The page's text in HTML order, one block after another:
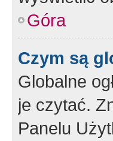
Góra
Czym są
Globalne
je czytać.
Panelu